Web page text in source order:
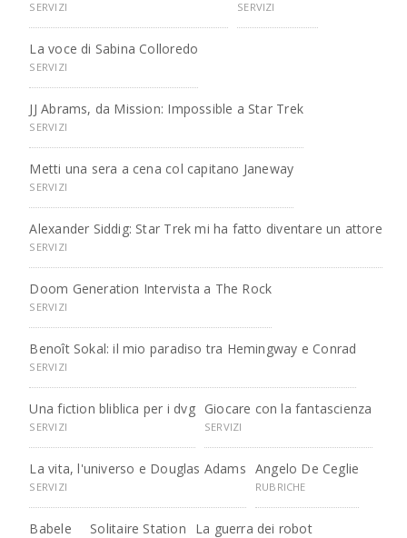
SERVIZI SERVIZI
La voce di Sabina Colloredo
SERVIZI
JJ Abrams, da Mission: Impossible a Star Trek
SERVIZI
Metti una sera a cena col capitano Janeway
SERVIZI
Alexander Siddig: Star Trek mi ha fatto diventare un attore
SERVIZI
Doom Generation Intervista a The Rock
SERVIZI
Benoît Sokal: il mio paradiso tra Hemingway e Conrad
SERVIZI
Una fiction bliblica per i dvg
SERVIZI
Giocare con la fantascienza
SERVIZI
La vita, l'universo e Douglas Adams
SERVIZI
Angelo De Ceglie
RUBRICHE
Babele Solitaire Station La guerra dei robot